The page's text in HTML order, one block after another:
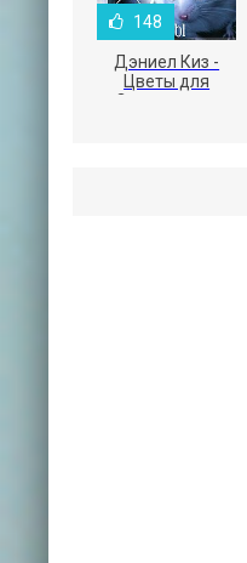
148
Дэниел Киз -
Цветы для
Элджернона